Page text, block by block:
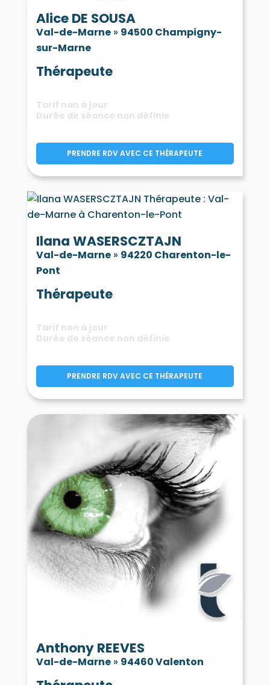
Alice DE SOUSA
Val-de-Marne» 94500 Champigny-
sur-Marne
Thérapeute
Tarif non à jour
Durée de séance non définie
PRENDRE RDV AVEC CE THÉRAPEUTE
Ilana WASERSCZTAJN
Val-de-Marne» 94220 Charenton-le-
Pont
Thérapeute
Tarif non à jour
Durée de séance non définie
PRENDRE RDV AVEC CE THÉRAPEUTE
Anthony REEVES
Val-de-Marne» 94460 Valenton